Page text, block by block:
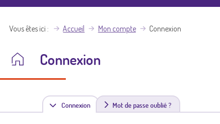
Vous êtes ici Accueil Mon compte Connexion
Connexion
Connexion(
Mot de passe oublié ?